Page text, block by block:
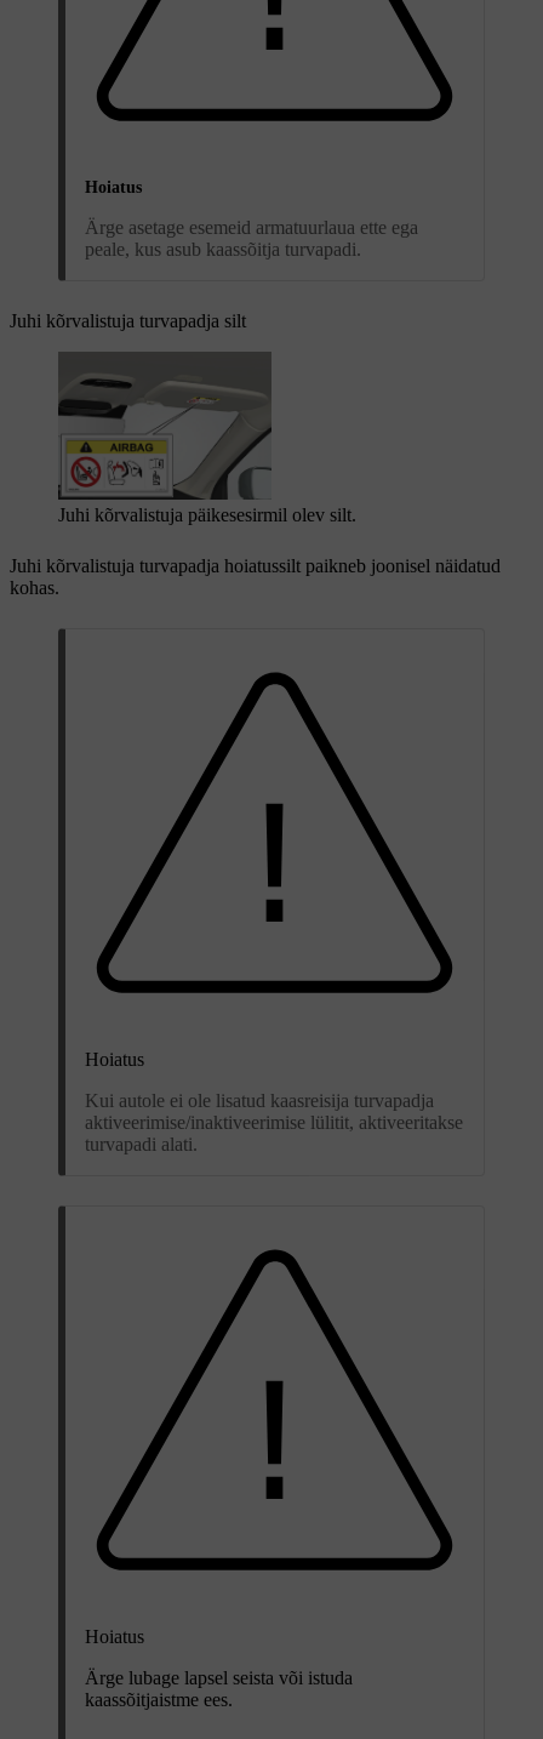
Hoiatus
Ärge asetage esemeid armatuurlaua ette ega
peale, kus asub kaassõitja turvapadi.
Juhi kõrvalistuja turvapadja silt
Juhi kõrvalistuja päikesesirmil olev silt.
Juhi kõrvalistuja turvapadja hoiatussilt paikneb joonisel näidatud
kohas.
Hoiatus
Kui autole ei ole lisatud kaasreisija turvapadja
aktiveerimise/inaktiveerimise lülitit, aktiveeritakse
turvapadi alati.
Hoiatus
Ärge lubage lapsel seista või istuda
kaassõitjaistme ees.